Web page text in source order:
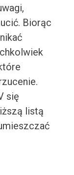
Biorąc
się
listą